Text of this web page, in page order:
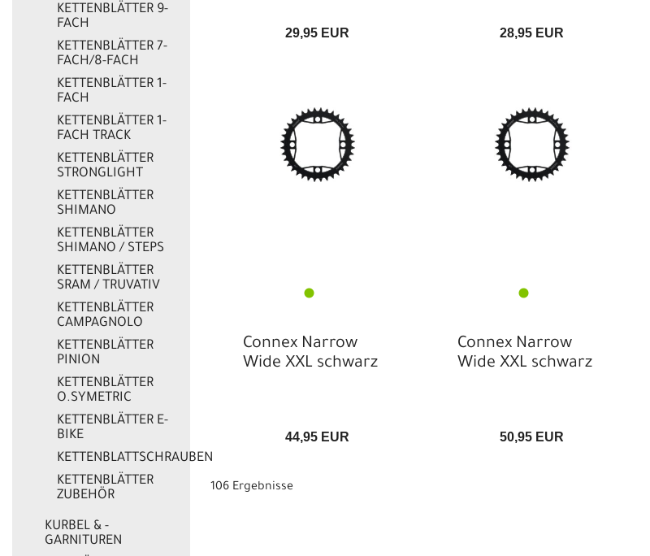
KETTENBLÄTTER 9-
FACH
KETTENBLÄTTER 7-
FACH/8-FACH
KETTENBLÄTTER 1-
FACH
KETTENBLÄTTER 1-
FACH TRACK
KETTENBLÄTTER
STRONGLIGHT
KETTENBLÄTTER
SHIMANO
KETTENBLÄTTER
SHIMANO / STEPS
KETTENBLÄTTER
SRAM / TRUVATIV
KETTENBLÄTTER
CAMPAGNOLO
KETTENBLÄTTER
PINION
KETTENBLÄTTER
O.SYMETRIC
KETTENBLÄTTER E-
BIKE
KETTENBLATTSCHRAUBEN
KETTENBLÄTTER
ZUBEHÖR
KURBEL & -
GARNITUREN
29,95 EUR 28,95 EUR
Connex Narrow
Wide XXL schwarz
44,95 EUR
Connex Narrow
Wide XXL schwarz
50,95 EUR
106 Ergebnisse